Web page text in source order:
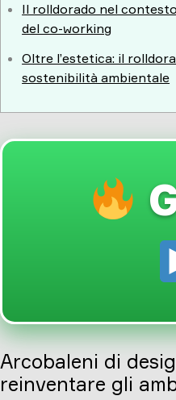
Il rolldorado nel
del co-working
Oltre l’estetica: il
sostenibilità ambientale
Arcobaleni di
reinventare gli